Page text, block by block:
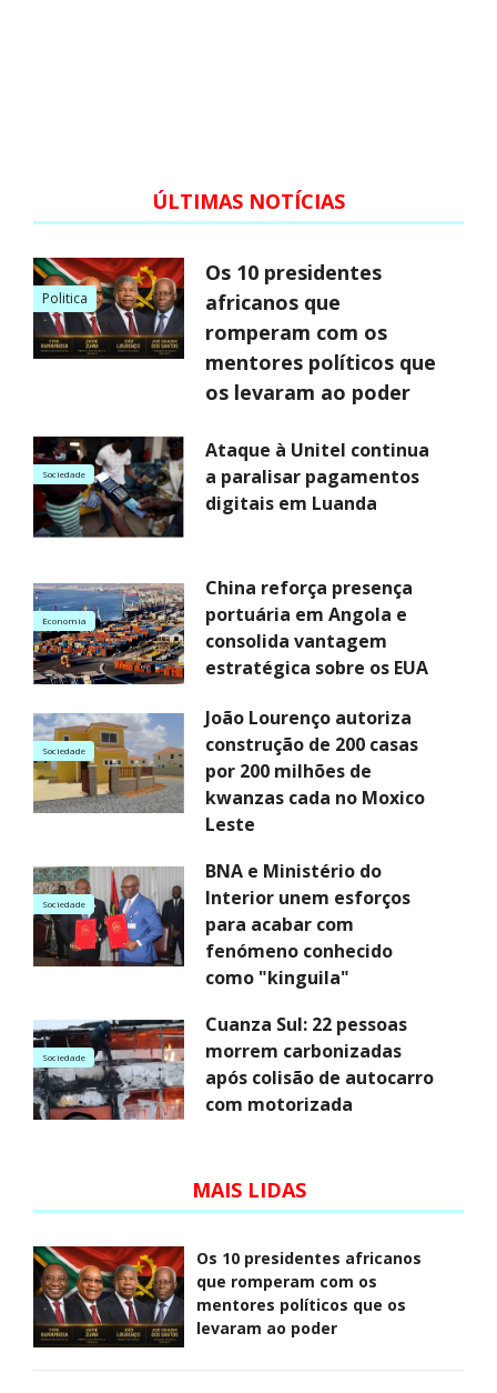
ÚLTIMAS NOTÍCIAS
Politica
Os 10 presidentes
africanos que
romperam com os
mentores políticos que
os levaram ao poder
Sociedade
Ataque à Unitel continua
a paralisar pagamentos
digitais em Luanda
Economia
China reforça presença
portuária em Angola e
consolida vantagem
estratégica sobre os EUA
Sociedade
João Lourenço autoriza
construção de 200 casas
por 200 milhões de
kwanzas cada no Moxico
Leste
Sociedade
BNA e Ministério do
Interior unem esforços
para acabar com
fenómeno conhecido
como "kinguila"
Sociedade
Cuanza Sul: 22 pessoas
morrem carbonizadas
após colisão de autocarro
com motorizada
MAIS LIDAS
Os 10 presidentes africanos
que romperam com os
mentores políticos que os
levaram ao poder